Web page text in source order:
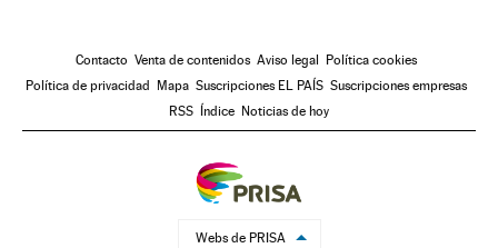
Contacto Venta de contenidos Aviso legal Política cookies
Política de privacidad Mapa Suscripciones EL PAÍS Suscripciones empresas
RSS Índice Noticias de hoy
Webs de PRISA